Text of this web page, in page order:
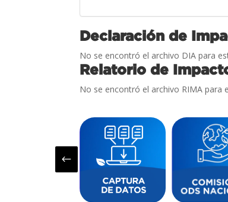
Declaración de
No se encontró el archivo DIA para
Relatorio de
No se encontró el archivo RIMA para
#